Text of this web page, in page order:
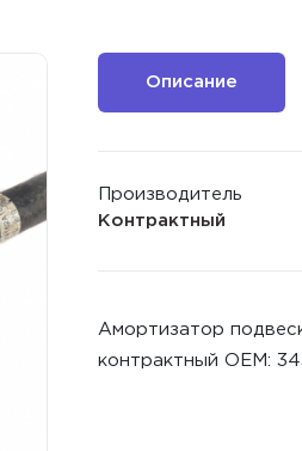
Описание
Производитель
Контрактный
Амортизатор
контрактный ОЕМ: